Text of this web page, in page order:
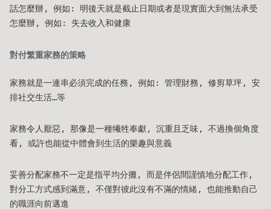
話怎麼辦, 例如: 明後天就是截止日期或者是現實面大到無法承受
怎麼辦, 例如: 失去收入和健康
對付繁重家務的策略
家務就是一連串必須完成的任務, 例如: 管理財務, 修剪草坪, 安
排社交生活…等
家務令人厭惡, 那像是一種犧牲奉獻, 沉重且乏味, 不過換個角度
看, 或許也能從中體會到生活的樂趣與意義
妥善分配家務不一定是指平均分攤, 而是伴侶間謹慎地分配工作,
對分工方式感到滿意, 不僅對彼此沒有不滿的情緒, 也能推動自己
的職涯向前邁進